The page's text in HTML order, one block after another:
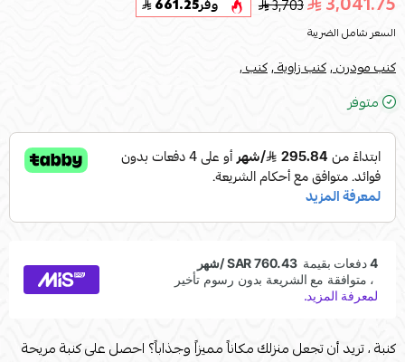
3,703 وفر661.25
السعر شامل الضريبة
كنب مودرن ,كنب زاوية ,كنب ,
متوفر
كنبة ، تريد أن تجعل منزلك مكاناً مميزاً وجذاباً؟ احصل على كنبة مريحة